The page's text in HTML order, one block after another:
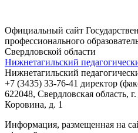
Официальный сайт
профессионального
Свердловской области
Нижнетагильский
Нижнетагильский
+7 (3435) 33-76-41 директор
622048, Свердловская область,
Коровина, д. 1
Информация, размещенная на